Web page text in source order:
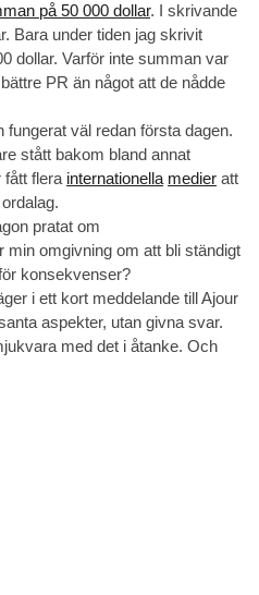
på 50 000 dollar. I skrivande
Bara under tiden jag skrivit
dollar. Varför inte summan var
PR än något att de nådde
väl redan första dagen.
stått bakom bland annat
fått flera internationella medier att
pratat om
min omgivning om att bli ständigt
konsekvenser?
i ett kort meddelande till Ajour
aspekter, utan givna svar.
med det i åtanke. Och